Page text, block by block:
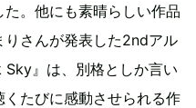
。他にも素晴らしい作品
りさんが発表した2ndアル
』は、別格としか言い
たびに感動させられる作